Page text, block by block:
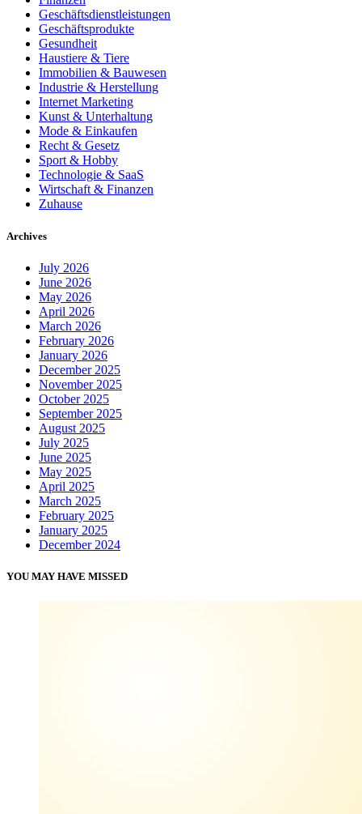
Geschäftsdienstleistungen
Geschäftsprodukte
Gesundheit
Haustiere & Tiere
Immobilien & Bauwesen
Industrie & Herstellung
Internet Marketing
Kunst & Unterhaltung
Mode & Einkaufen
Recht & Gesetz
Sport & Hobby
Technologie & SaaS
Wirtschaft & Finanzen
Zuhause
Archives
July 2026
June 2026
May 2026
April 2026
March 2026
February 2026
January 2026
December 2025
November 2025
October 2025
September 2025
August 2025
July 2025
June 2025
May 2025
April 2025
March 2025
February 2025
January 2025
December 2024
YOU MAY HAVE MISSED